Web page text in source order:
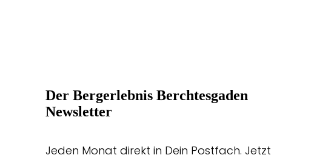
Der Bergerlebnis Berchtesgaden
Newsletter
Jeden Monat direkt in Dein Postfach. Jetzt